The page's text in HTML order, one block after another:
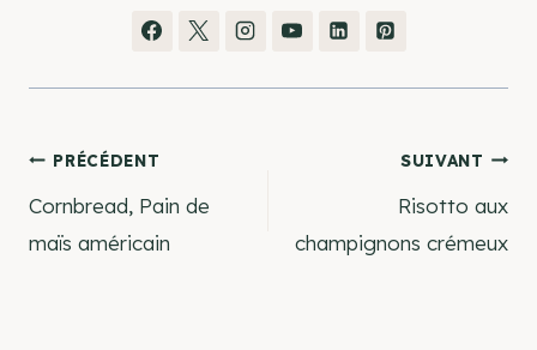
Navigation
de
PRÉCÉDENT
Cornbread, Pain de
maïs américain
SUIVANT
Risotto aux
champignons crémeux